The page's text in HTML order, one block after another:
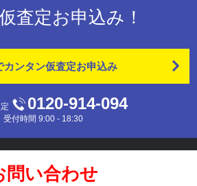
査定お申込み！
カンタン仮査定お申込み
0120-914-094
受付時間 9:00 - 18:30
問い合わせ